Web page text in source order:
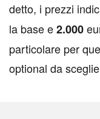
detto, i prezzi
la base e2.000
particolare per
optional da